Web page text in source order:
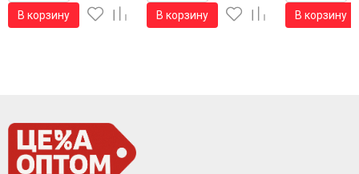
В корзину В корзину В корзину